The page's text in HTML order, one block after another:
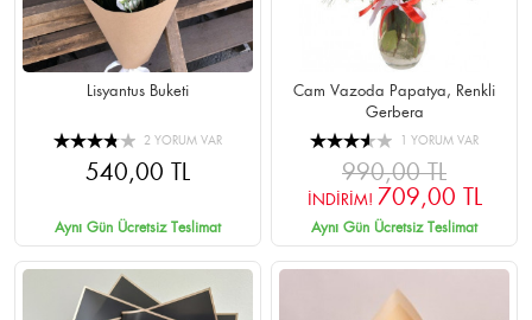
Lisyantus Buketi
2 YORUM VAR
540,00 TL
Aynı Gün Ücretsiz Teslimat
Cam Vazoda Papatya, Renkli
Gerbera
1 YORUM VAR
990,00 TL
İNDİRİM! 709,00 TL
Aynı Gün Ücretsiz Teslimat